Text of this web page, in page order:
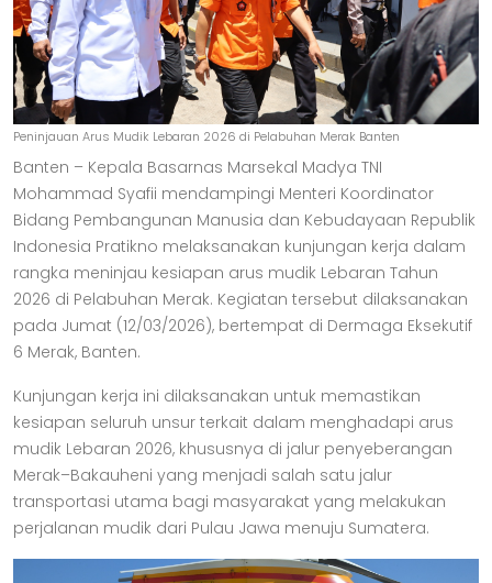
Peninjauan Arus Mudik Lebaran 2026 di Pelabuhan Merak Banten
Banten – Kepala Basarnas Marsekal Madya TNI
Mohammad Syafii mendampingi Menteri Koordinator
Bidang Pembangunan Manusia dan Kebudayaan Republik
Indonesia Pratikno melaksanakan kunjungan kerja dalam
rangka meninjau kesiapan arus mudik Lebaran Tahun
2026 di Pelabuhan Merak. Kegiatan tersebut dilaksanakan
pada Jumat (12/03/2026), bertempat di Dermaga Eksekutif
6 Merak, Banten.
Kunjungan kerja ini dilaksanakan untuk memastikan
kesiapan seluruh unsur terkait dalam menghadapi arus
mudik Lebaran 2026, khususnya di jalur penyeberangan
Merak–Bakauheni yang menjadi salah satu jalur
transportasi utama bagi masyarakat yang melakukan
perjalanan mudik dari Pulau Jawa menuju Sumatera.